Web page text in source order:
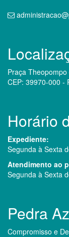
Praça
CEP: 39970-000 -
Horário
Expediente:
Segunda à Sexta
Atendimento ao
Segunda à Sexta
Pedra
Compromisso e